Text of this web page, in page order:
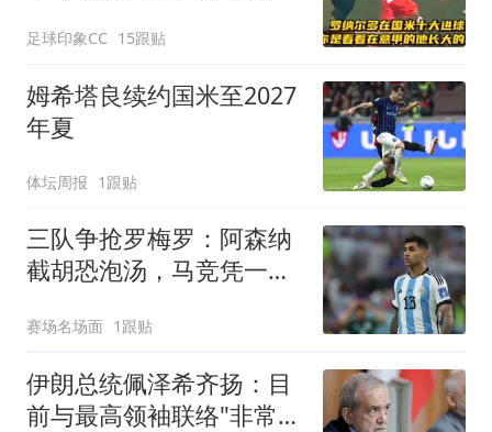
足球印象CC 15跟贴
姆希塔良续约国米至2027
年夏
体坛周报 1跟贴
三队争抢罗梅罗：阿森纳
截胡恐泡汤，马竞凭一点
赛场名场面 1跟贴
伊朗总统佩泽希齐扬：目
前与最高领袖联络"非常困